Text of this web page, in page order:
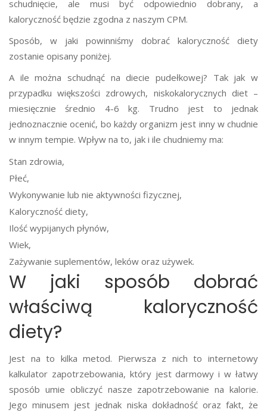
schudnięcie, ale musi być odpowiednio dobrany, a
kaloryczność będzie zgodna z naszym CPM.
Sposób, w jaki powinniśmy dobrać kaloryczność diety
zostanie opisany poniżej.
A ile można schudnąć na diecie pudełkowej? Tak jak w
przypadku większości zdrowych, niskokalorycznych diet –
miesięcznie średnio 4-6 kg. Trudno jest to jednak
jednoznacznie ocenić, bo każdy organizm jest inny w chudnie
w innym tempie. Wpływ na to, jak i ile chudniemy ma:
Stan zdrowia,
Płeć,
Wykonywanie lub nie aktywności fizycznej,
Kaloryczność diety,
Ilość wypijanych płynów,
Wiek,
Zażywanie suplementów, leków oraz używek.
W jaki sposób dobrać
właściwą kaloryczność
diety?
Jest na to kilka metod. Pierwsza z nich to internetowy
kalkulator zapotrzebowania, który jest darmowy i w łatwy
sposób umie obliczyć nasze zapotrzebowanie na kalorie.
Jego minusem jest jednak niska dokładność oraz fakt, że